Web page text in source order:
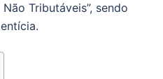
Tributáveis”, sendo